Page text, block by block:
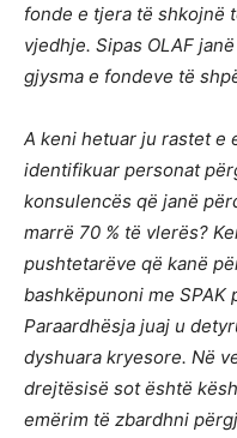
fonde e tjera të shkojnë
vjedhje. Sipas OLAF
gjysma e fondeve të
A keni hetuar ju rastet e
identifikuar personat
konsulencës që janë
marrë 70 % të vlerës?
pushtetarëve që kanë
bashkëpunoni me
Paraardhësja juaj u
dyshuara kryesore. Në
drejtësisë sot është
emërim të zbardhni